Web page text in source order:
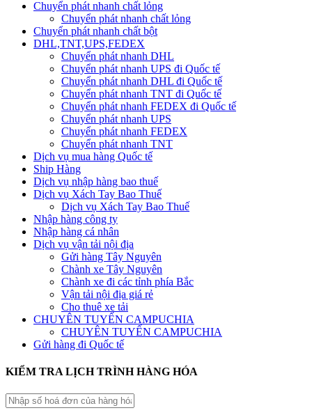
Chuyển phát nhanh chất lỏng
Chuyển phát nhanh chất lỏng
Chuyển phát nhanh chất bột
DHL,TNT,UPS,FEDEX
Chuyển phát nhanh DHL
Chuyển phát nhanh UPS đi Quốc tế
Chuyển phát nhanh DHL đi Quốc tế
Chuyển phát nhanh TNT đi Quốc tế
Chuyển phát nhanh FEDEX đi Quốc tế
Chuyển phát nhanh UPS
Chuyển phát nhanh FEDEX
Chuyển phát nhanh TNT
Dịch vụ mua hàng Quốc tế
Ship Hàng
Dịch vụ nhập hàng bao thuế
Dịch vụ Xách Tay Bao Thuế
Dịch vụ Xách Tay Bao Thuế
Nhập hàng công ty
Nhập hàng cá nhân
Dịch vụ vận tải nội địa
Gửi hàng Tây Nguyên
Chành xe Tây Nguyên
Chành xe đi các tỉnh phía Bắc
Vận tải nội địa giá rẻ
Cho thuê xe tải
CHUYÊN TUYẾN CAMPUCHIA
CHUYÊN TUYẾN CAMPUCHIA
Gửi hàng đi Quốc tế
KIỂM TRA LỊCH TRÌNH HÀNG HÓA